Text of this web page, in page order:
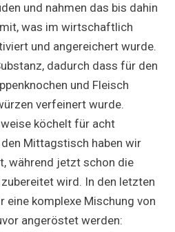
und nahmen das bis dahin
was im wirtschaftlich
und angereichert wurde.
dadurch dass für den
und Fleisch
verfeinert wurde.
köchelt für acht
Mittagstisch haben wir
während jetzt schon die
wird. In den letzten
eine komplexe Mischung von
angeröstet werden: